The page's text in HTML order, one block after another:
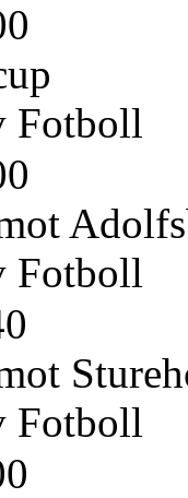
Fotboll
Fotboll
Fotboll